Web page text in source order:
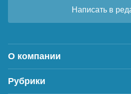
Написать в
О компании
Рубрики